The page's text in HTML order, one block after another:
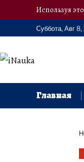
Используя
Суббота, Авг 8,
Главная